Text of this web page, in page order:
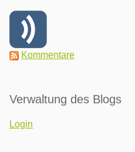
Kommentare
Verwaltung des Blogs
Login